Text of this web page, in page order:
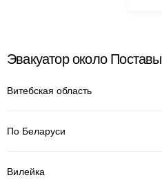
Эвакуатор около Поставы
Витебская область
По Беларуси
Вилейка